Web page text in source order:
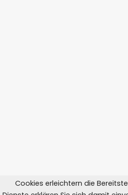
Cookies erleichtern die